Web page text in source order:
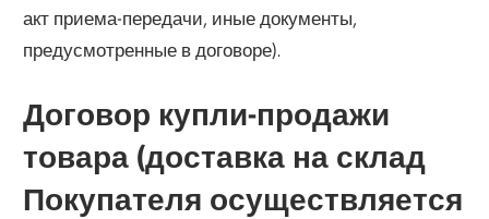
акт приема-передачи, иные документы,
предусмотренные в договоре).
Договор купли-продажи
товара (доставка на склад
Покупателя осуществляется